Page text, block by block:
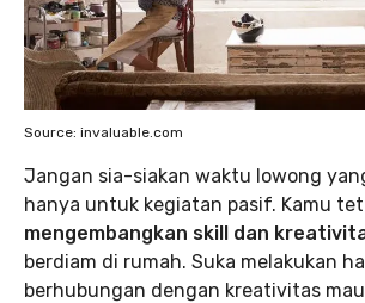
Source: invaluable.com
Jangan sia-siakan waktu lowong
hanya untuk kegiatan pasif. Kamu
mengembangkan skill dan
berdiam di rumah. Suka melakukan
berhubungan dengan kreativitas